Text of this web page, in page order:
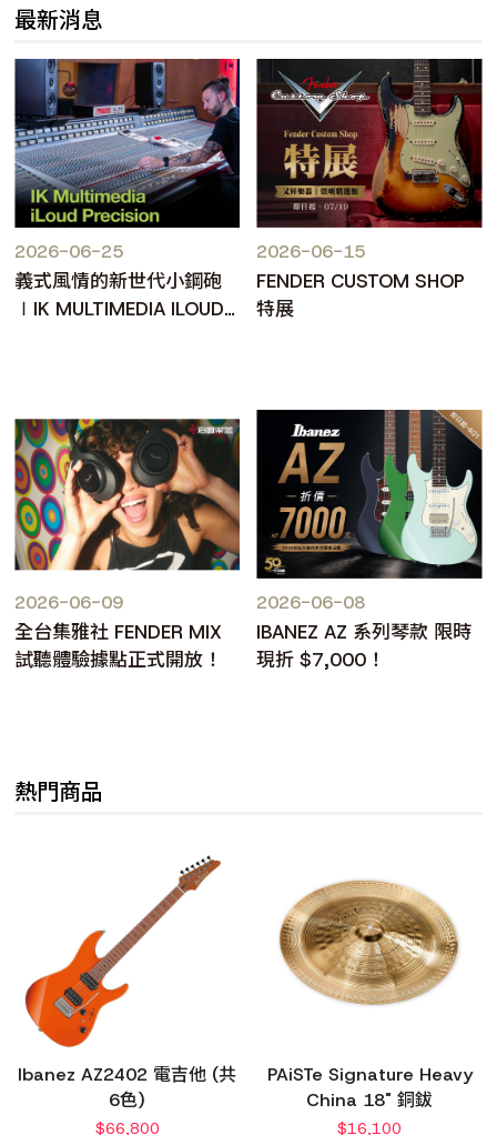
最新消息
2026-06-25
義式風情的新世代小鋼砲
∣IK MULTIMEDIA ILOUD
2026-06-15
FENDER CUSTOM SHOP
特展
2026-06-09
全台集雅社 FENDER MIX
試聽體驗據點正式開放！
2026-06-08
IBANEZ AZ 系列琴款 限時
現折 $7,000！
熱門商品
Ibanez AZ2402 電吉他 (共
6色)
$66,800
PAiSTe Signature Heavy
China 18" 銅鈸
$16,100